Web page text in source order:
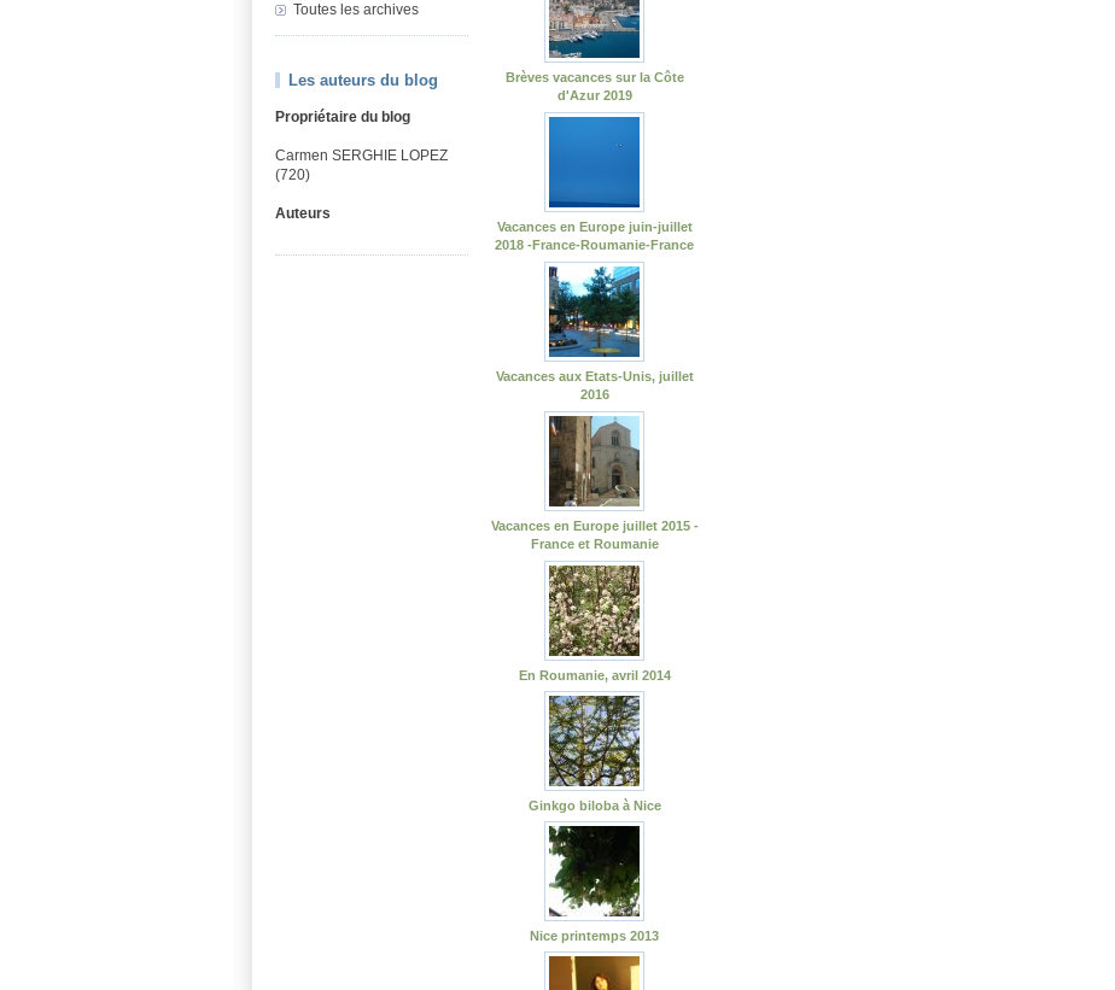
Toutes les archives
Les auteurs du blog
Propriétaire du blog
Carmen SERGHIE LOPEZ
(720)
Auteurs
Brèves vacances sur la Côte
d'Azur 2019
Vacances en Europe juin-juillet
2018 -France-Roumanie-France
Vacances aux Etats-Unis, juillet
2016
Vacances en Europe juillet 2015 -
France et Roumanie
En Roumanie, avril 2014
Ginkgo biloba à Nice
Nice printemps 2013